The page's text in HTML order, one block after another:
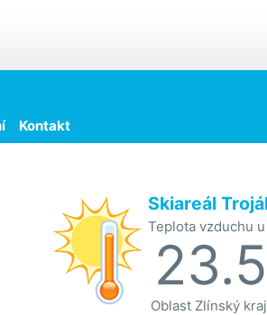
Kontakt
Skiareál
Teplota vzduchu
Oblast Zlínský